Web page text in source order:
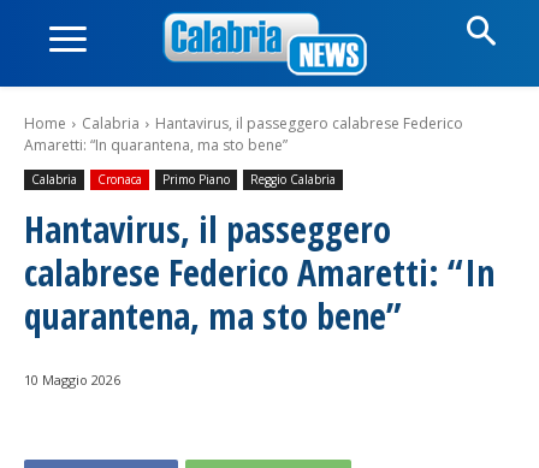
Home Calabria
Hantavirus, il passeggero calabrese Federico
Amaretti: “In quarantena, ma sto bene”
Calabria Cronaca Primo Piano Reggio Calabria
Hantavirus, il passeggero
calabrese Federico Amaretti: “In
quarantena, ma sto bene”
10 Maggio 2026